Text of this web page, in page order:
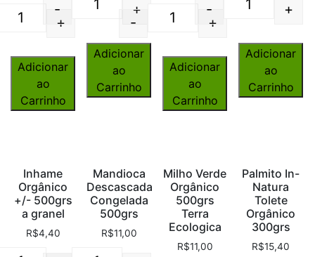
Quantity+
Adicionar
ao
Carrinho
Quantity
- +
Adicionar
ao
Carrinho
Quantity
- +
Adicionar
ao
Carrinho
Quantity
- +
Adicionar
ao
Carrinho
Inhame
Orgânico
+/- 500grs
a granel
R$4,40
Mandioca
Descascada
Congelada
500grs
R$11,00
Milho Verde
Orgânico
500grs
Terra
Ecologica
R$11,00
Palmito In-
Natura
Tolete
Orgânico
300grs
R$15,40